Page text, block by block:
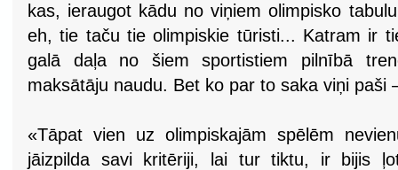
kas, ieraugot kādu no viņiem olimpisko
eh, tie taču tie olimpiskie tūristi... Katram ir
galā daļa no šiem sportistiem pilnībā
maksātāju naudu. Bet ko par to saka viņi paši
«Tāpat vien uz olimpiskajām spēlēm
jāizpilda savi kritēriji, lai tur tiktu, ir bijis